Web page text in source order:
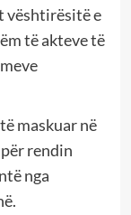
vështirësitë e
të akteve të
maskuar në
rendin
nga